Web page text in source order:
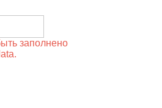
заполнено